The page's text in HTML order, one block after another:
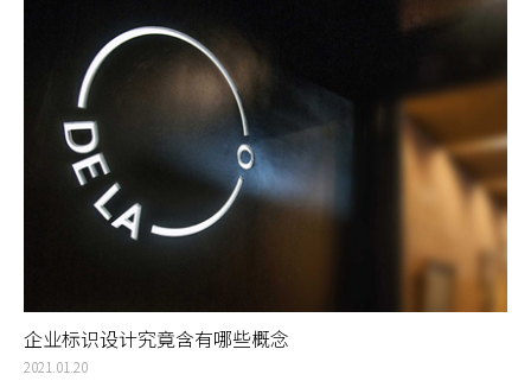
企业标识设计究竟含有哪些概念
2021.01.20